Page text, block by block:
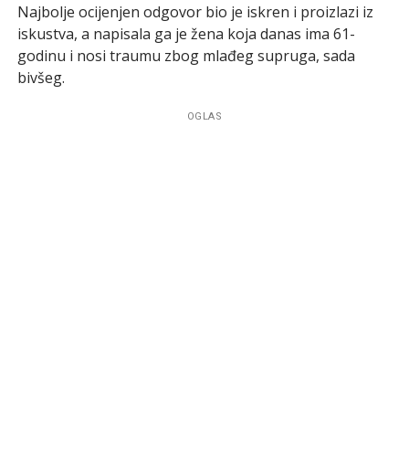
Najbolje ocijenjen odgovor bio je iskren i proizlazi iz
iskustva, a napisala ga je žena koja danas ima 61-
godinu i nosi traumu zbog mlađeg supruga, sada
bivšeg.
OGLAS